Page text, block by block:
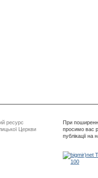
ресурс
Церкви
При
просимо вас
публікації на